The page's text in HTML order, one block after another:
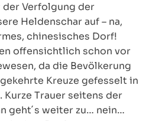
der Verfolgung der
Heldenschar auf – na,
chinesisches Dorf!
offensichtlich schon vor
da die Bevölkerung
Kreuze gefesselt in
Trauer seitens der
geht´s weiter zu… nein…